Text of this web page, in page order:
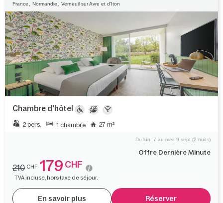
France Normandie Verneuil sur Avre et d'Iton
Chambre d'hôtel
2 pers. 1 chambre 27 m²
Offre Dernière Minute
Du lun. 7 au mer. 9 sept (2 nuits)
210 CHF 179 CHF
TVA incluse, hors taxe de séjour.
En savoir plus Réserver